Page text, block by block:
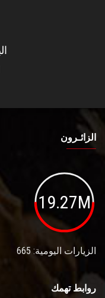
الزائـرون
19.27M
الزيارات اليومية: 665
روابط تهمك